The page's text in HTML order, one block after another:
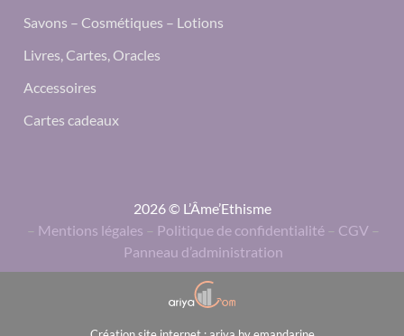
Savons – Cosmétiques – Lotions
Livres, Cartes, Oracles
Accessoires
Cartes cadeaux
2026 © L’Âme’Ethisme
– Mentions légales – Politique de confidentialité – CGV –
Panneau d’administration